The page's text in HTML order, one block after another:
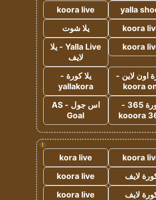
yalla
koora live
koora
يلا شوت
koora
Yalla Live - يلا
لايف
اون لاين -
koora
يلا كورة -
yallakora
كورة 365 -
kooora
اس جول - AS
Goal
!
koora
kora live
لايف
koora live
لايف
koora live